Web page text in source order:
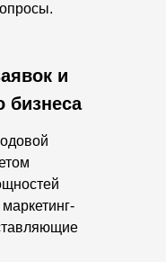
и
бизнеса